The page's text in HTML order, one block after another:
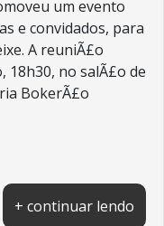
um evento
e convidados, para
A reuniÃ£o
18h30, no salÃ£o de
BokerÃ£o
+ continuar lendo